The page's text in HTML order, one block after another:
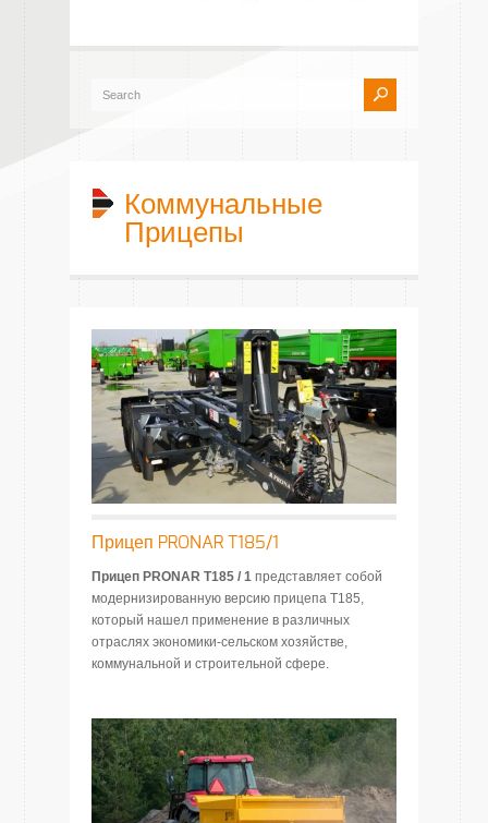
Коммунальные
Прицепы
Прицеп PRONAR T185/1
Прицеп PRONAR T185 / 1 представляет собой
модернизированную версию прицепа T185,
который нашел применение в различных
отраслях экономики-сельском хозяйстве,
коммунальной и строительной сфере.